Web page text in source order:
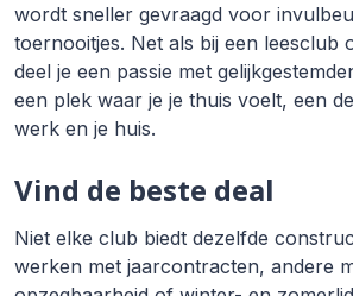
wordt sneller gevraagd voor
toernooitjes. Net als bij een leesclub
deel je een passie met
een plek waar je je thuis voelt, een
werk en je huis.
Vind de beste deal
Niet elke club biedt dezelfde
werken met jaarcontracten, andere